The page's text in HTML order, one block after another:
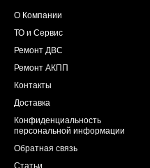
О Компании
ТО и Сервис
​Ремонт ДВС
Ремонт АКПП
Контакты
Доставка
Конфиденциальность
персональной информации
Обратная связь
Статьи